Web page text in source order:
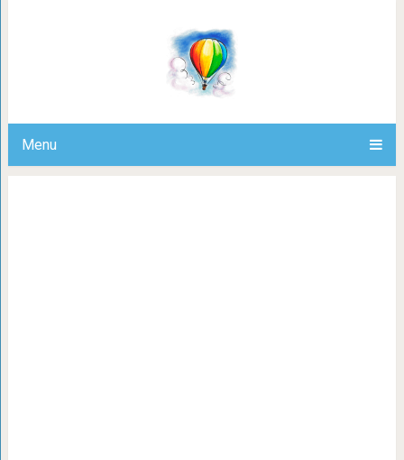
Menu
10 продуктов растворят
подагры, камней в